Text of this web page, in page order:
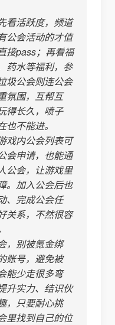
看活跃度，频道
公会活动的才值
接pass；再看福
药水等福利，参
圾公会则连公会
氛围，互帮互
得长久，喷子
不能进。
戏内公会列表可
会申请，也能通
公会，让游戏里
。加入公会后也
、完成公会任
关系，不然很容
，别被氪金绑
账号，避免被
能少走很多弯
升实力、结识伙
，只要耐心挑
里找到自己的位